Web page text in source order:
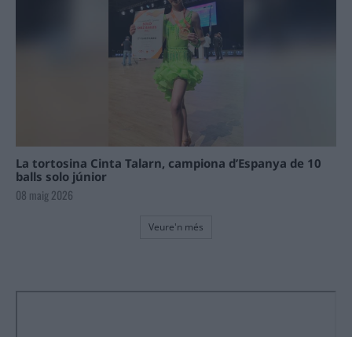
La tortosina Cinta Talarn, campiona d’Espanya de 10
balls solo júnior
08 maig 2026
Veure'n més